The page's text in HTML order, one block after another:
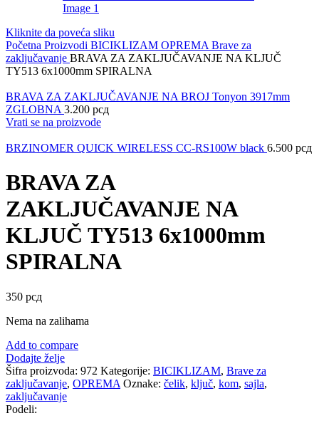
Kliknite da poveća sliku
Početna Proizvodi BICIKLIZAM OPREMA Brave za
zaključavanje BRAVA ZA ZAKLJUČAVANJE NA KLJUČ
TY513 6x1000mm SPIRALNA
BRAVA ZA ZAKLJUČAVANJE NA BROJ Tonyon 3917mm
ZGLOBNA 3.200 рсд
Vrati se na proizvode
BRZINOMER QUICK WIRELESS CC-RS100W black 6.500 рсд
BRAVA ZA
ZAKLJUČAVANJE NA
KLJUČ TY513 6x1000mm
SPIRALNA
350 рсд
Nema na zalihama
Add to compare
Dodajte želje
Šifra proizvoda: 972 Kategorije: BICIKLIZAM, Brave za
zaključavanje, OPREMA Oznake: čelik, ključ, kom, sajla,
zaključavanje
Podeli: